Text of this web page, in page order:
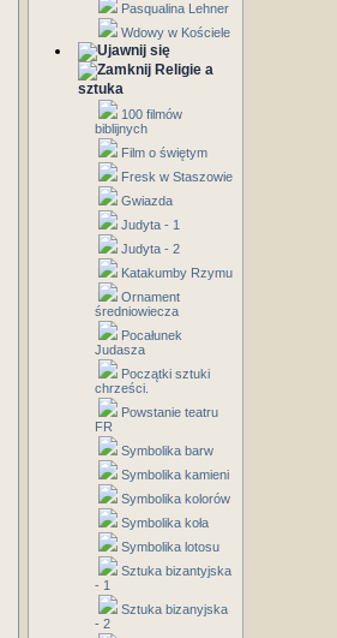
Pasqualina Lehner
Wdowy w Kościele
Religie a
sztuka
100 filmów
biblijnych
Film o świętym
Fresk w Staszowie
Gwiazda
Judyta - 1
Judyta - 2
Katakumby Rzymu
Ornament
średniowiecza
Pocałunek
Judasza
Początki sztuki
chrześci.
Powstanie teatru
FR
Symbolika barw
Symbolika kamieni
Symbolika kolorów
Symbolika koła
Symbolika lotosu
Sztuka bizantyjska
- 1
Sztuka bizanyjska
- 2